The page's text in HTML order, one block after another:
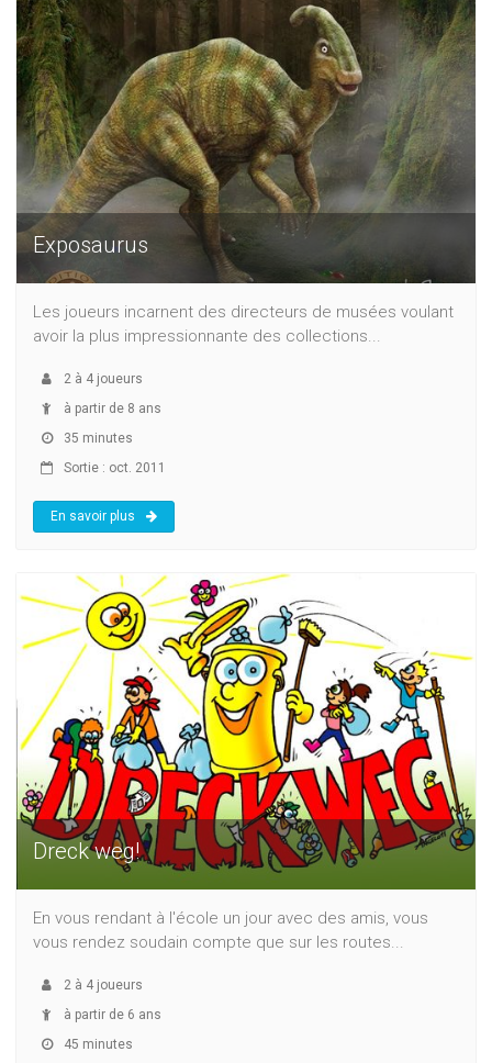
Exposaurus
Les joueurs incarnent des directeurs de musées voulant
avoir la plus impressionnante des collections...
2 à 4 joueurs
à partir de 8 ans
35 minutes
Sortie : oct. 2011
En savoir plus
Dreck weg!
En vous rendant à l'école un jour avec des amis, vous
vous rendez soudain compte que sur les routes...
2 à 4 joueurs
à partir de 6 ans
45 minutes